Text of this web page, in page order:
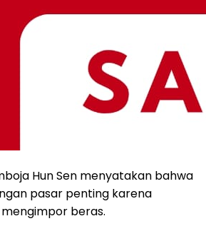
Hun Sen menyatakan bahwa
pasar penting karena
beras.